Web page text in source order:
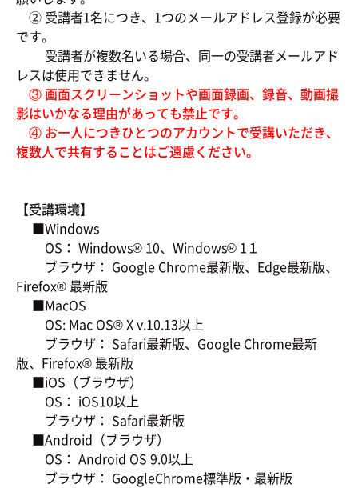
② 受講者1名につき、1つのメールアドレス登録が必要
です。
受講者が複数名いる場合、同一の受講者メールアド
レスは使用できません。
③ 画面スクリーンショットや画面録画、録音、動画撮
影はいかなる理由があっても禁止です。
④ お一人につきひとつのアカウントで受講いただき、
複数人で共有することはご遠慮ください。
【受講環境】
■Windows
OS： Windows® 10、Windows® 1１
ブラウザ： Google Chrome最新版、Edge最新版、
Firefox® 最新版
■MacOS
OS: Mac OS® X v.10.13以上
ブラウザ： Safari最新版、Google Chrome最新
版、Firefox® 最新版
■iOS（ブラウザ）
OS： iOS10以上
ブラウザ： Safari最新版
■Android（ブラウザ）
OS： Android OS 9.0以上
ブラウザ： GoogleChrome標準版・最新版